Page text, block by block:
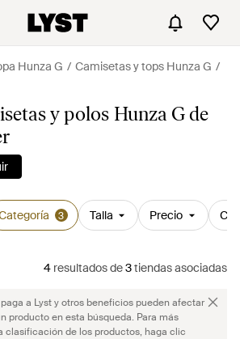
Hunza G
Camisetas y tops Hunza G
y polos Hunza G de
3 Talla Precio
4 resultadosde3tiendas asociadas
a Lyst y otros beneficios pueden afectar
producto en esta búsqueda. Para más
clasificación de los productos, haga clic